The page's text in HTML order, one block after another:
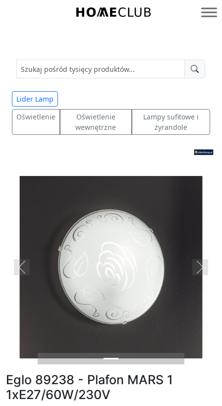
Homeclub
Lider Lamp
Oświetlenie
Oświetlenie
wewnętrzne
Lampy sufitowe i
żyrandole
Previous Next
Eglo 89238 - Plafon MARS 1
1xE27/60W/230V